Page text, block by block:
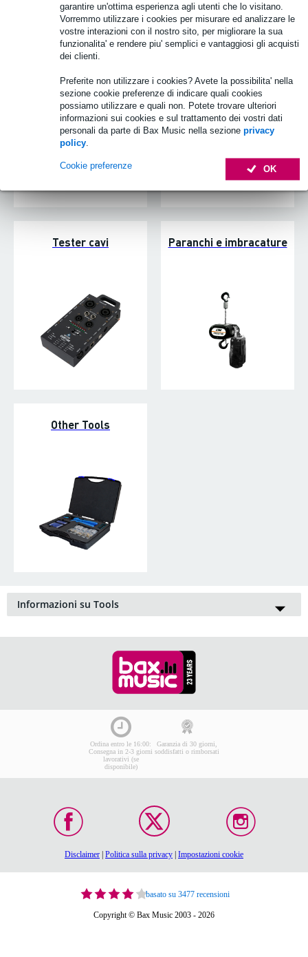
garantire un'ottima esperienza agli utenti che lo visitano.
Vorremmo utilizzare i cookies per misurare ed analizzare le
vostre interazioni con il nostro sito, per migliorare la sua
funzionalita' e rendere piu' semplici e vantaggiosi gli acquisti
dei clienti.
Preferite non utilizzare i cookies? Avete la possibilita' nella
sezione cookie preferenze di indicare quali cookies
possiamo utilizzare e quali non. Potete trovare ulteriori
informazioni sui cookies e sul trattamento dei vostri dati
personali da parte di Bax Music nella sezione privacy
policy
OK
Cookie preferenze
Torce elettriche
Tester cavi Paranchi e imbracature
Other Tools
Informazioni su Tools
saldatrice, filo di stagno; con un set completo diattrezzatura
costruite da voi i cavi, vorrete infatti essere certi che il
elettrico e audio che avete realizzato sia della
massima qualità e funzioni alla perfezione, con un segnale
privo di interferenze e connettori sicuri oltre che ben saldi.
Tester audio e fonometri?
Ordina entro le 16:00:
Consegna in 2-3 giorni
lavorativi (se
disponibile)
Garanzia di 30 giorni,
soddisfatti o rimborsati
Disclaimer Politica sulla privacy Impostazioni cookie
basato su 3477 recensioni
Copyright © Bax Music 2003 - 2026